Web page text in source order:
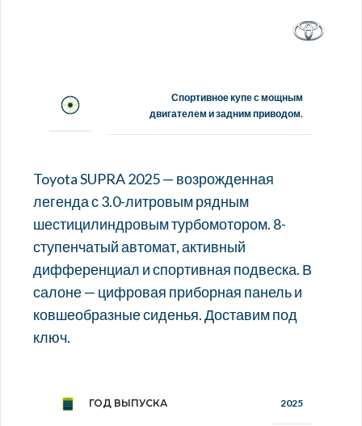
Спортивное купе с мощным
двигателем и задним приводом.
Toyota SUPRA 2025 — возрожденная
легенда с 3.0-литровым рядным
шестицилиндровым турбомотором. 8-
ступенчатый автомат, активный
дифференциал и спортивная подвеска. В
салоне — цифровая приборная панель и
ковшеобразные сиденья. Доставим под
ключ.
ГОД ВЫПУСКА 2025